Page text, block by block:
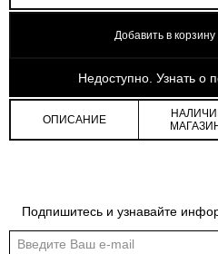
Добавить в корзину
Недоступно. Узнать о
арт: 0-56406_60093-627
Обмеры изделия
Индивидуальные обмеры изделия
ОПИСАНИЕ
Подпишитесь и узнавайте